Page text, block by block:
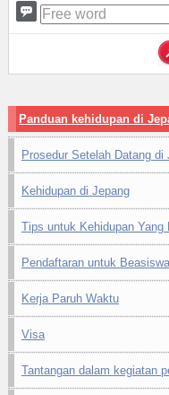
Panduan kehidupan di
Prosedur Setelah Datang di
Kehidupan di Jepang
Tips untuk Kehidupan Yang
Pendaftaran untuk Beasiswa
Kerja Paruh Waktu
Visa
Tantangan dalam kegiatan